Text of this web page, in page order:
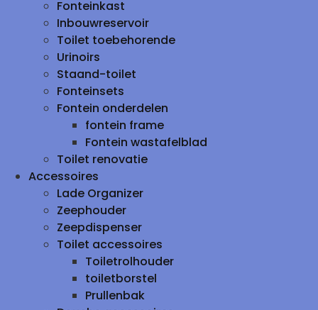
Fonteinkast
Inbouwreservoir
Toilet toebehorende
Urinoirs
Staand-toilet
Fonteinsets
Fontein onderdelen
fontein frame
Fontein wastafelblad
Toilet renovatie
Accessoires
Lade Organizer
Zeephouder
Zeepdispenser
Toilet accessoires
Toiletrolhouder
toiletborstel
Prullenbak